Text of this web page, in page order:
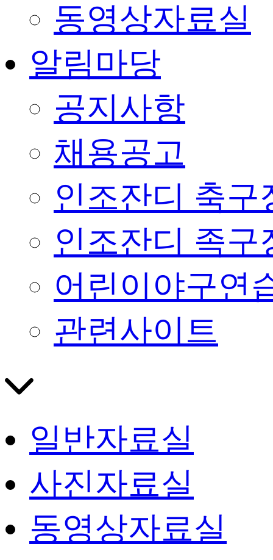
동영상자료실
알림마당
공지사항
채용공고
인조잔디 축구
인조잔디 족구
어린이야구연
관련사이트
일반자료실
사진자료실
동영상자료실